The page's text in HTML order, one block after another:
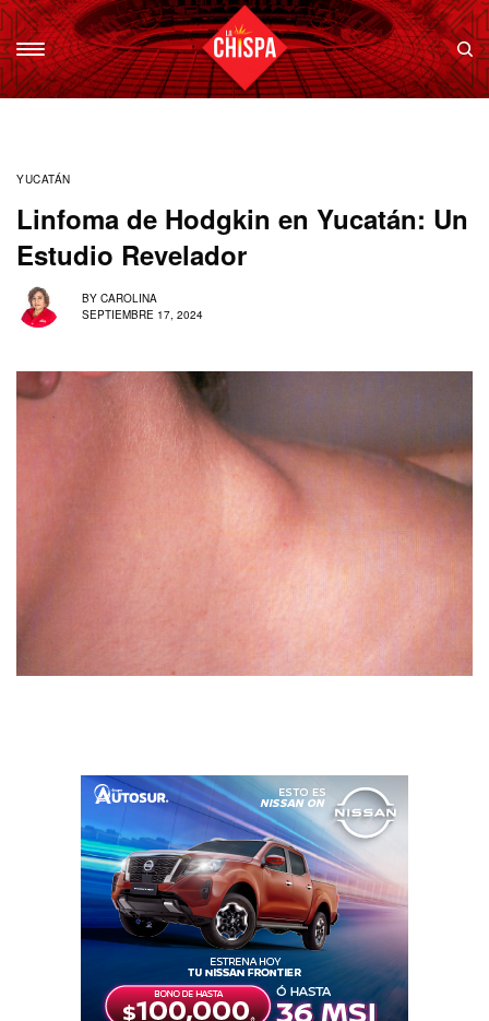
YUCATÁN
Linfoma de Hodgkin en Yucatán: Un
Estudio Revelador
BY CAROLINA
SEPTIEMBRE 17, 2024